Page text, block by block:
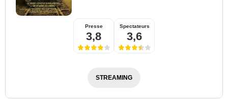
Presse
3,8
Spectateurs
3,6
STREAMING